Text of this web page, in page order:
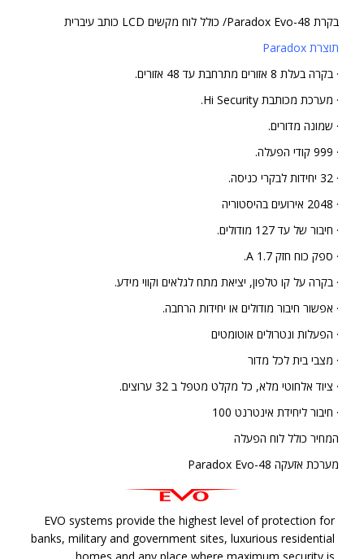
בקרת Paradox Evo-48/ כולל לוח מקשים LCD כותב עיברית
תוצרת Paradox
· בקרה בעלת 8 אזורים מתרחבת עד 48 אזורים.
· מערכת מכותבת Hi Security.
· שמונה מדורים.
· 999 קודי הפעלה.
· 32 יחידות לבקרי כניסה.
· 2048 אירועים בהיסטוריה
· חיבור של עד 127 מודולים.
· ספק כוח חזק A 1.7.
· בקרה על קו טלפון, יציאת מתח לגלאים וקווי מידע.
· אפשור חיבור מודולים או יחידות הרחבה.
· הפעלות ונטרולים אוטומטים
· מצבי בית לכל מדור
· ציוד אלחוטי מלא, כל מקלט מטפל ב 32 ערוצים.
· חיבור ליחידת אינטרנט 100
המחיר כולל לוח הפעלה
מערכת אזעקה Paradox Evo-48
EVO systems provide the highest level of protection for
banks, military and government sites, luxurious residential
homes and any place where maximum security is